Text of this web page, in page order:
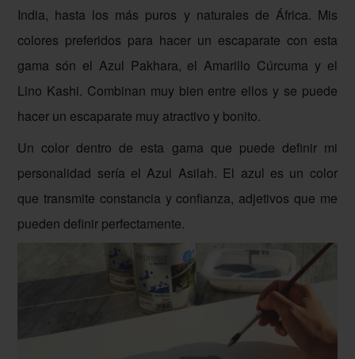
India, hasta los más puros y naturales de África. Mis
colores preferidos para hacer un escaparate con esta
gama són el Azul Pakhara, el Amarillo Cúrcuma y el
Lino Kashi. Combinan muy bien entre ellos y se puede
hacer un escaparate muy atractivo y bonito.
Un color dentro de esta gama que puede definir mi
personalidad sería el Azul Asilah. El azul es un color
que transmite constancia y confianza, adjetivos que me
pueden definir perfectamente.